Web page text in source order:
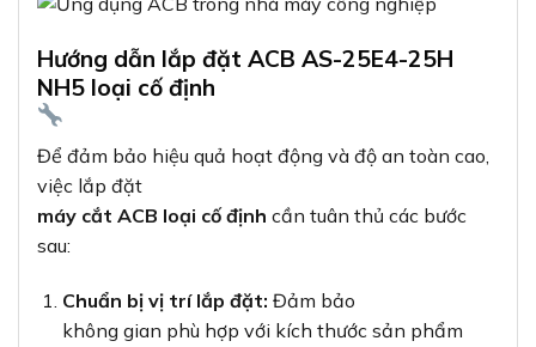
Hướng dẫn lắp đặt ACB AS-25E4-25H
NH5 loại cố định
Để đảm bảo hiệu quả hoạt động và độ an toàn cao,
việc lắp đặt
máy cắt ACB loại cố định cần tuân thủ các bước
sau:
Chuẩn bị vị trí lắp đặt: Đảm bảo
không gian phù hợp với kích thước sản phẩm